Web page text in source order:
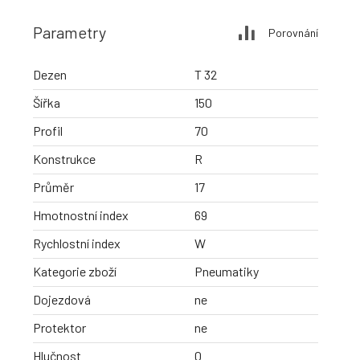
Parametry Porovnání
Dezen
T 32
Šířka
150
Profil
70
Konstrukce
R
Průměr
17
Hmotnostní index
69
Rychlostní index
W
Kategorie zboží
Pneumatiky
Dojezdová
ne
Protektor
ne
Hlučnost
0